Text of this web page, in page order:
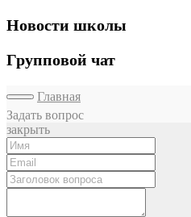
Новости школы
Групповой чат
Главная
Задать вопрос
закрыть